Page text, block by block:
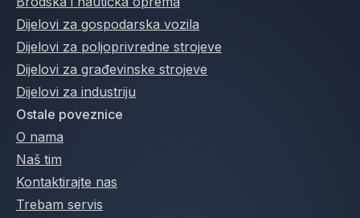
Dijelovi za gospodarska vozila
Dijelovi za poljoprivredne strojeve
Dijelovi za građevinske strojeve
Dijelovi za industriju
Ostale poveznice
O nama
Naš tim
Kontaktirajte nas
Trebam servis